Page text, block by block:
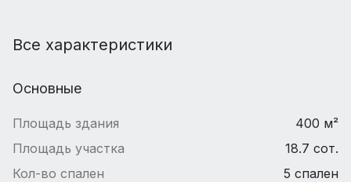
Все характеристики
Основные
Площадь здания
400 м²
Площадь участка
18.7 сот.
Кол-во спален
5 спален